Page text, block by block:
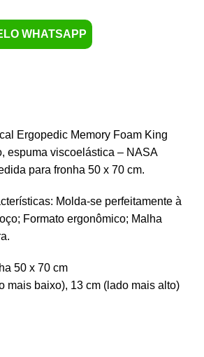
WHATSAPP
Ergopedic Memory Foam King
espuma viscoelástica – NASA
para fronha 50 x 70 cm.
Molda-se perfeitamente à
Formato ergonômico; Malha
50 x 70 cm
mais baixo), 13 cm (lado mais alto)